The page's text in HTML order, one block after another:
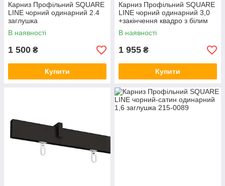
Карниз Профільний SQUARE
LINE чорний одинарний 2.4
заглушка
В наявності
1 500 ₴
Купити
Карниз Профільний SQUARE
LINE чорний одинарний 3,0
+закінчення квадро з білим
каменем
В наявності
1 955 ₴
Купити